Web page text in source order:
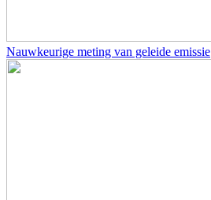
Nauwkeurige meting van geleide emissie